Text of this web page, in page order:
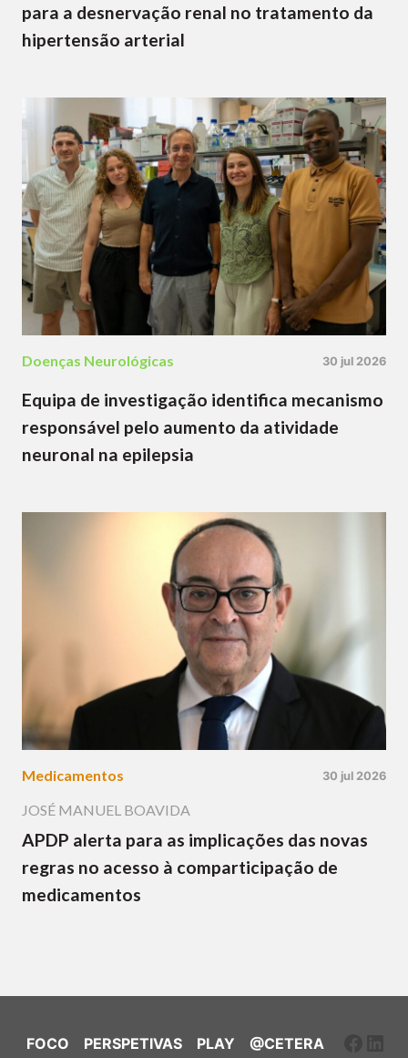
para a desnervação renal no tratamento da
hipertensão arterial
Doenças Neurológicas 30 jul 2026
Equipa de investigação identifica mecanismo
responsável pelo aumento da atividade
neuronal na epilepsia
Medicamentos 30 jul 2026
JOSÉ MANUEL BOAVIDA
APDP alerta para as implicações das novas
regras no acesso à comparticipação de
medicamentos
FOCO PERSPETIVAS PLAY @CETERA